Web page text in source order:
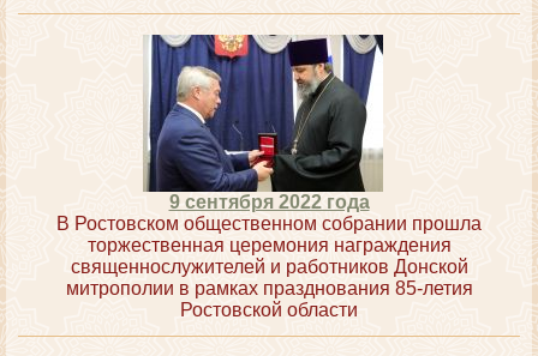
9 сентября 2022 года
В Ростовском общественном собрании прошла
торжественная церемония награждения
священнослужителей и работников Донской
митрополии в рамках празднования 85-летия
Ростовской области